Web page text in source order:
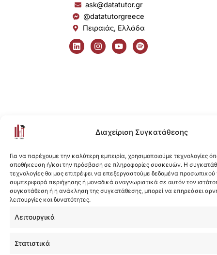
Διαχείριση Συγκατάθεσης
Για να παρέχουμε την καλύτερη εμπειρία, χρησιμοποιούμε τεχνολογίες
αποθήκευση ή/και την πρόσβαση σε πληροφορίες συσκευών. Η
τεχνολογίες θα μας επιτρέψει να επεξεργαστούμε δεδομένα
συμπεριφορά περιήγησης ή μοναδικά αναγνωριστικά σε αυτόν τον
συγκατάθεση ή η ανάκληση της συγκατάθεσης, μπορεί να επηρεάσει
λειτουργίες και δυνατότητες.
Λειτουργικά
Στατιστικά
ask@datatutor.gr
@datatutorgreece
Πειραιάς, Ελλάδα
L
i
n
I
n
s
Y
o
u
S
p
o